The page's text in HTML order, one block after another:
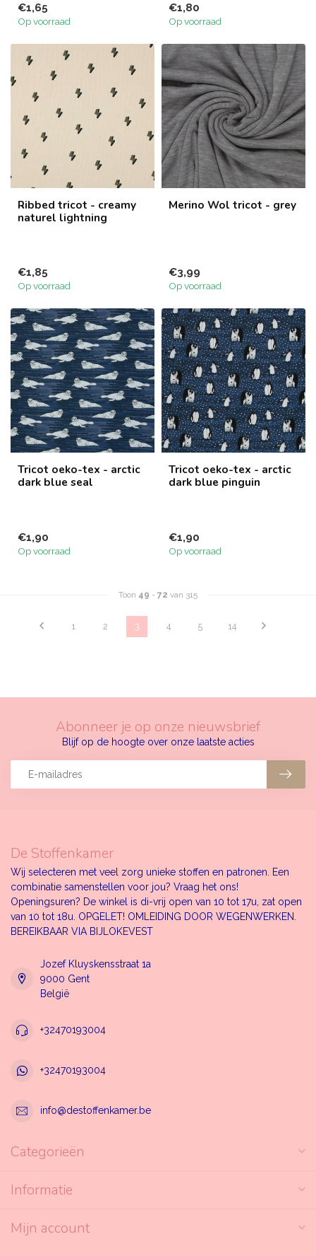
€1,65
Op voorraad
€1,80
Op voorraad
Ribbed tricot - creamy
naturel lightning
€1,85
Op voorraad
Merino Wol tricot - grey
€3,99
Op voorraad
Tricot oeko-tex - arctic
dark blue seal
€1,90
Op voorraad
Tricot oeko-tex - arctic
dark blue pinguin
€1,90
Op voorraad
Toon 49 - 72 van 315
1 2 3 4 5 14
Abonneer je op onze nieuwsbrief
Blijf op de hoogte over onze laatste acties
De Stoffenkamer
Wij selecteren met veel zorg unieke stoffen en patronen. Een
combinatie samenstellen voor jou? Vraag het ons!
Openingsuren? De winkel is di-vrij open van 10 tot 17u, zat open
van 10 tot 18u. OPGELET! OMLEIDING DOOR WEGENWERKEN.
BEREIKBAAR VIA BIJLOKEVEST
Jozef Kluyskensstraat 1a
9000 Gent
België
+32470193004
+32470193004
info@destoffenkamer.be
Categorieën
Informatie
Mijn account